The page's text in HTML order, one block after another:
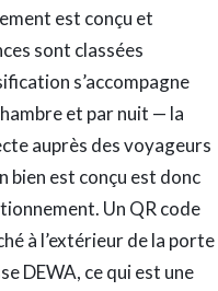
est conçu et
sont classées
s’accompagne
et par nuit — la
auprès des voyageurs
bien est conçu est donc
Un QR code
à l’extérieur de la porte
DEWA, ce qui est une